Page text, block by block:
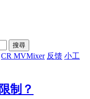
搜尋
CR MVMixer 反馈 小工
制？